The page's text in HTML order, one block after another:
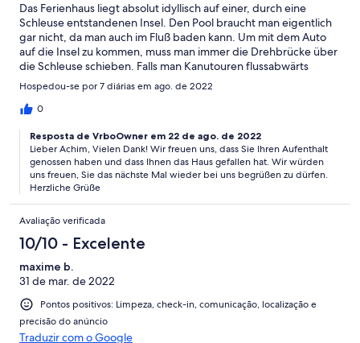
Das Ferienhaus liegt absolut idyllisch auf einer, durch eine
Schleuse entstandenen Insel. Den Pool braucht man eigentlich
gar nicht, da man auch im Fluß baden kann. Um mit dem Auto
auf die Insel zu kommen, muss man immer die Drehbrücke über
die Schleuse schieben. Falls man Kanutouren flussabwärts
unternehmen will, kann man sich selber durchschleusen. Zum
Bäcker nach Lion d'Angers kann man auch wunderschön durch
die Felder mit dem Fahrrad fahren. Das sind ca. 5.5km.
Hospedou-se por 7 diárias em ago. de 2022
0
Resposta de VrboOwner em 22 de ago. de 2022
Lieber Achim, Vielen Dank! Wir freuen uns, dass Sie Ihren Aufenthalt
genossen haben und dass Ihnen das Haus gefallen hat. Wir würden
uns freuen, Sie das nächste Mal wieder bei uns begrüßen zu dürfen.
Herzliche Grüße
Avaliação verificada
10/10 - Excelente
maxime b.
31 de mar. de 2022
Pontos positivos: Limpeza, check-in, comunicação, localização e
precisão do anúncio
Traduzir com o Google